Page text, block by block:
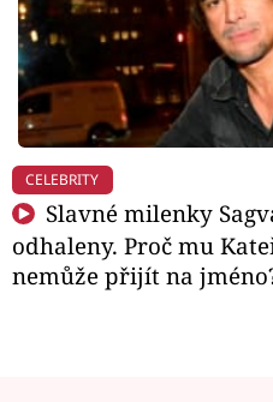
CELEBRITY
Slavné milenky
odhaleny. Proč mu
nemůže přijít na